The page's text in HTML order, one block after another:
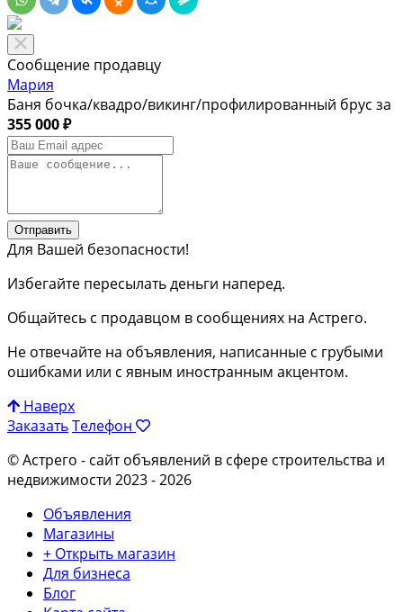
Сообщение продавцу
Мария
Баня бочка/квадро/викинг/профилированный брус за
355 000 ₽
Отправить
Для Вашей безопасности!
Избегайте пересылать деньги наперед.
Общайтесь с продавцом в сообщениях на Астрего.
Не отвечайте на объявления, написанные с грубыми
ошибками или с явным иностранным акцентом.
Наверх
ЗаказатьТелефон
© Астрего - сайт объявлений в сфере строительства и
недвижимости 2023 - 2026
Объявления
Магазины
+ Открыть магазин
Для бизнеса
Блог